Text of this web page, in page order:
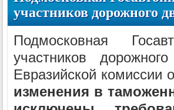
участников дорожного
Подмосковная
участников
Евразийской
изменения в